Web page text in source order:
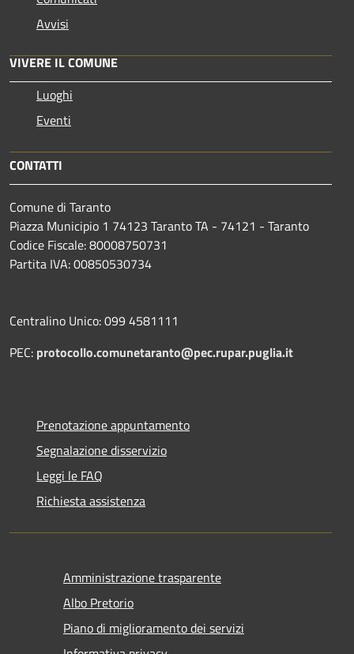
Avvisi
VIVERE IL COMUNE
Luoghi
Eventi
CONTATTI
Comune di Taranto
Piazza Municipio 1 74123 Taranto TA - 74121 - Taranto
Codice Fiscale: 80008750731
Partita IVA: 00850530734
Centralino Unico: 099 4581111
PEC: protocollo.comunetaranto@pec.rupar.puglia.it
Prenotazione appuntamento
Segnalazione disservizio
Leggi le FAQ
Richiesta assistenza
Amministrazione trasparente
Albo Pretorio
Piano di miglioramento dei servizi